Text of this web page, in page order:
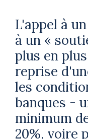
L'appel à
à un «
plus en
reprise
les
banques -
minimum
20%, voire